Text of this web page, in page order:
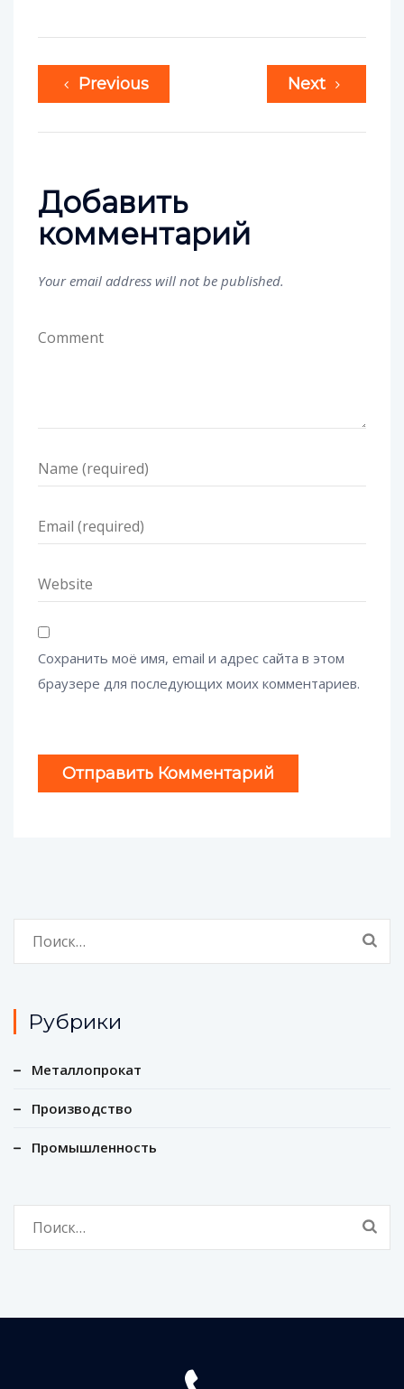
Previous Next
Добавить
комментарий
Your email address will not be published.
Сохранить моё имя, email и адрес сайта в этом
браузере для последующих моих комментариев.
Рубрики
Металлопрокат
Производство
Промышленность